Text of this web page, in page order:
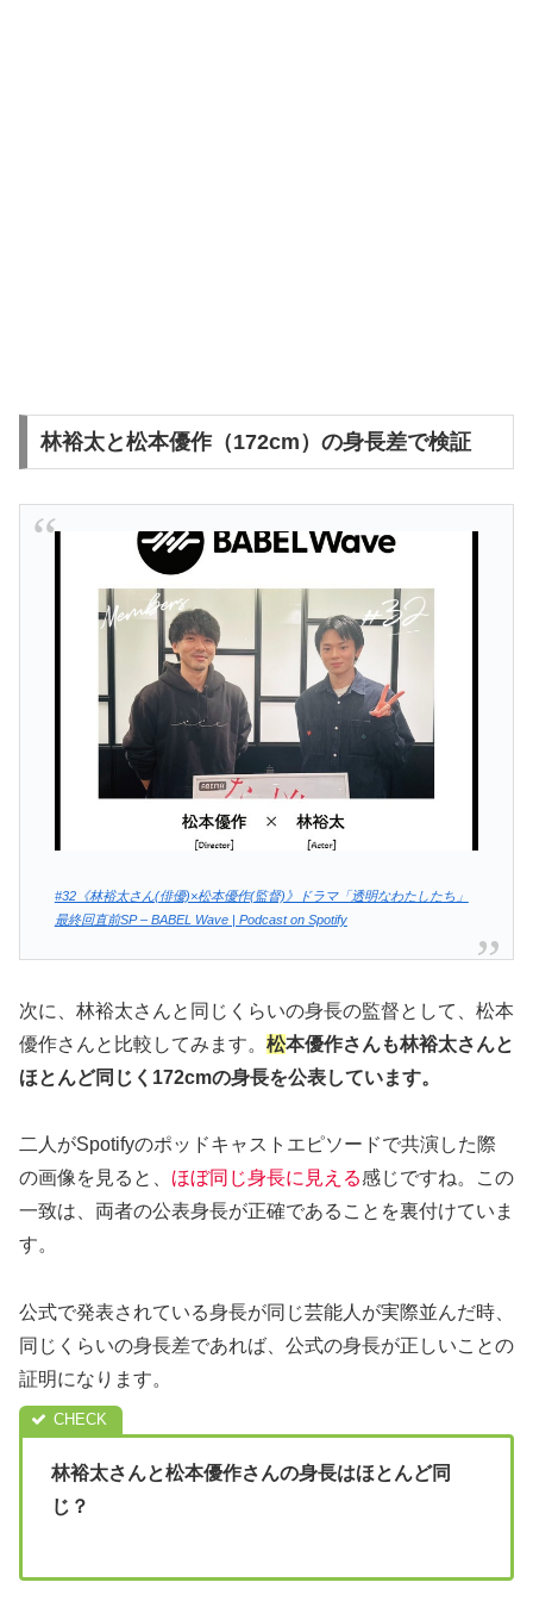
林裕太と松本優作（172cm）の身長差で検証
#32《林裕太さん(俳優)×松本優作(監督)》ドラマ「透明なわたしたち」
最終回直前SP – BABEL Wave | Podcast on Spotify
次に、林裕太さんと同じくらいの身長の監督として、松本
優作さんと比較してみます。 松本優作さんも林裕太さんと
ほとんど同じく172cmの身長を公表しています。
二人がSpotifyのポッドキャストエピソードで共演した際
の画像を見ると、 ほぼ同じ身長に見える感じですね。この
一致は、両者の公表身長が正確であることを裏付けていま
す。
公式で発表されている身長が同じ芸能人が実際並んだ時、
同じくらいの身長差であれば、公式の身長が正しいことの
証明になります。
林裕太さんと松本優作さんの身長はほとんど同
じ？